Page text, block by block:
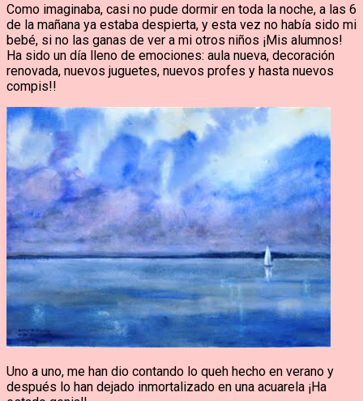
Como imaginaba, casi no pude dormir en toda la noche, a las 6
de la mañana ya estaba despierta, y esta vez no había sido mi
bebé, si no las ganas de ver a mi otros niños ¡Mis alumnos!
Ha sido un día lleno de emociones: aula nueva, decoración
renovada, nuevos juguetes, nuevos profes y hasta nuevos
compis!!
Uno a uno, me han dio contando lo queh hecho en verano y
después lo han dejado inmortalizado en una acuarela ¡Ha